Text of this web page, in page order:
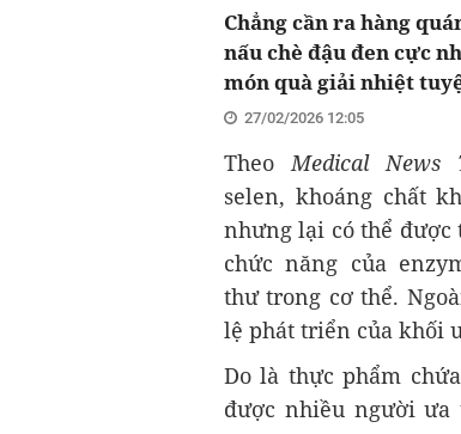
Chẳng cần ra hàng
nấu chè đậu đen cực
món quà giải nhiệt
27/02/2026 12:05
TheoMedical News
selen, khoáng chất
nhưng lại có thể được
chức năng của
thư trong cơ thể.
lệ phát triển của khối
Do là thực phẩm
được nhiều người ưa